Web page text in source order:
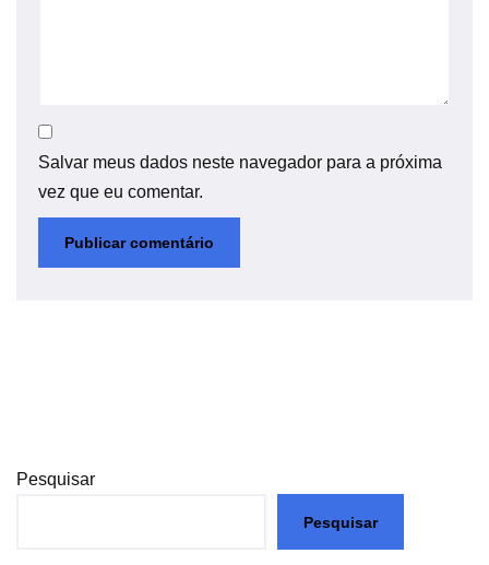
Salvar meus dados neste navegador para a próxima
vez que eu comentar.
Pesquisar
Pesquisar